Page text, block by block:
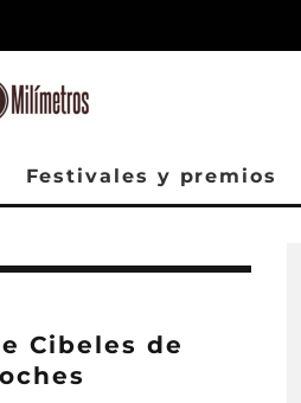
Festivales y premios
Cibeles de